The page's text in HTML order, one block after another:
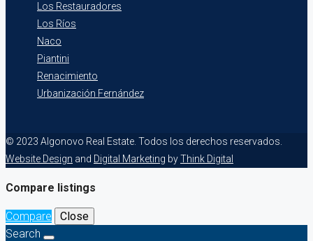
Los Restauradores
Los Ríos
Naco
Piantini
Renacimiento
Urbanización Fernández
© 2023 Algonovo Real Estate. Todos los derechos reservados.
Website Design and Digital Marketing byThink Digital
Compare listings
Compare
Close
Search